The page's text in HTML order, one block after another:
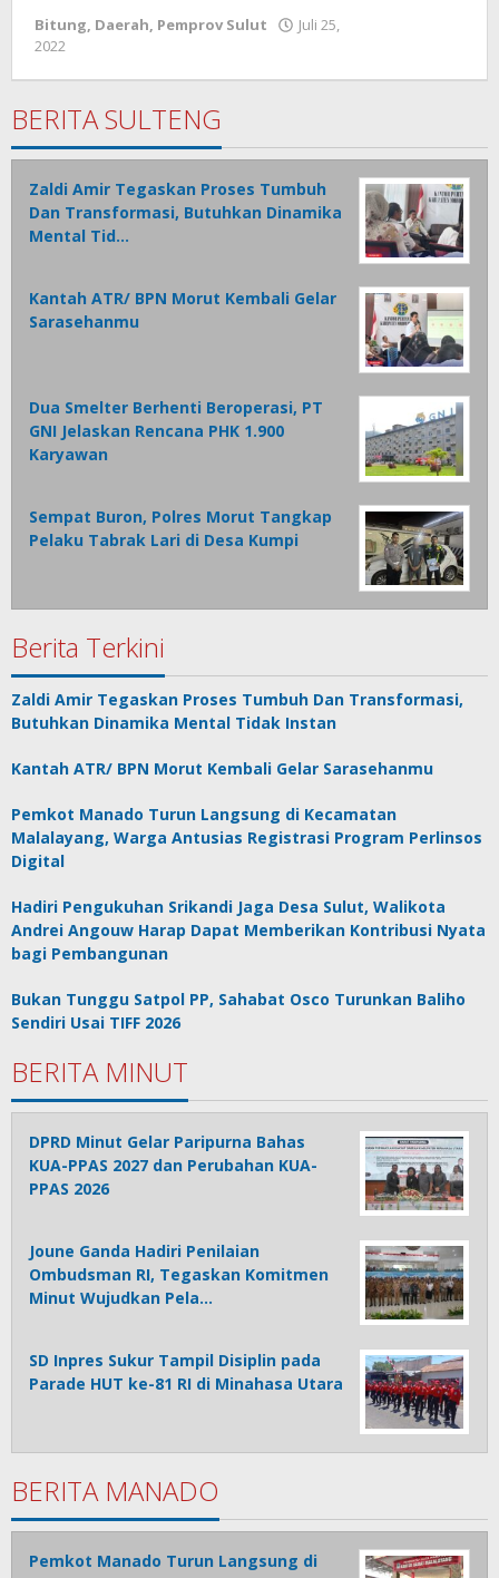
Bitung, Daerah, Pemprov Sulut
Juli 25,
2022
BERITA SULTENG
Zaldi Amir Tegaskan Proses Tumbuh
Dan Transformasi, Butuhkan Dinamika
Mental Tid…
Kantah ATR/ BPN Morut Kembali Gelar
Sarasehanmu
Dua Smelter Berhenti Beroperasi, PT
GNI Jelaskan Rencana PHK 1.900
Karyawan
Sempat Buron, Polres Morut Tangkap
Pelaku Tabrak Lari di Desa Kumpi
Berita Terkini
Zaldi Amir Tegaskan Proses Tumbuh Dan Transformasi,
Butuhkan Dinamika Mental Tidak Instan
Kantah ATR/ BPN Morut Kembali Gelar Sarasehanmu
Pemkot Manado Turun Langsung di Kecamatan
Malalayang, Warga Antusias Registrasi Program Perlinsos
Digital
Hadiri Pengukuhan Srikandi Jaga Desa Sulut, Walikota
Andrei Angouw Harap Dapat Memberikan Kontribusi Nyata
bagi Pembangunan
Bukan Tunggu Satpol PP, Sahabat Osco Turunkan Baliho
Sendiri Usai TIFF 2026
BERITA MINUT
DPRD Minut Gelar Paripurna Bahas
KUA-PPAS 2027 dan Perubahan KUA-
PPAS 2026
Joune Ganda Hadiri Penilaian
Ombudsman RI, Tegaskan Komitmen
Minut Wujudkan Pela…
SD Inpres Sukur Tampil Disiplin pada
Parade HUT ke-81 RI di Minahasa Utara
BERITA MANADO
Pemkot Manado Turun Langsung di